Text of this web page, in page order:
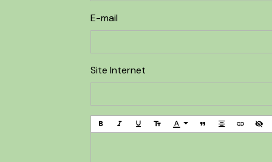
E-mail
Site Internet